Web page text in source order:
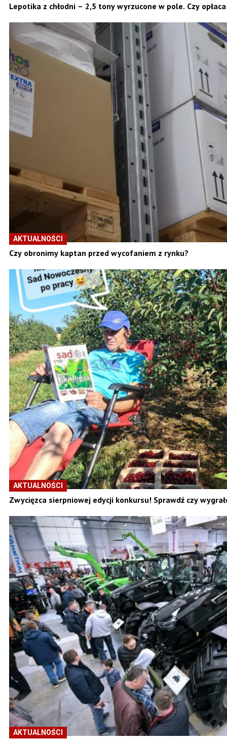
Lepotika z chłodni – 2,5 tony wyrzucone w pole. Czy
AKTUALNOŚCI
Czy obronimy kaptan przed wycofaniem z rynku?
AKTUALNOŚCI
Zwycięzca sierpniowej edycji konkursu! Sprawdź czy
AKTUALNOŚCI